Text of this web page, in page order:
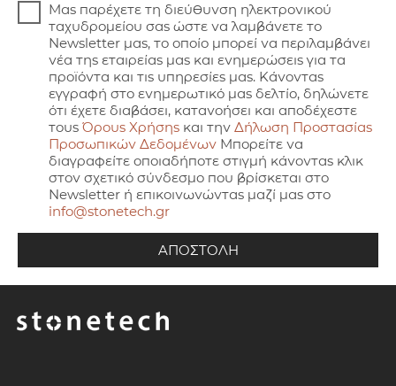
Μας παρέχετε τη διεύθυνση ηλεκτρονικού
ταχυδρομείου σας ώστε να λαμβάνετε το
Newsletter μας, το οποίο μπορεί να περιλαμβάνει
νέα της εταιρείας μας και ενημερώσεις για τα
προϊόντα και τις υπηρεσίες μας. Κάνοντας
εγγραφή στο ενημερωτικό μας δελτίο, δηλώνετε
ότι έχετε διαβάσει, κατανοήσει και αποδέχεστε
τους Όρους Χρήσης και την Δήλωση Προστασίας
Προσωπικών Δεδομένων Μπορείτε να
διαγραφείτε οποιαδήποτε στιγμή κάνοντας κλικ
στον σχετικό σύνδεσμο που βρίσκεται στο
Newsletter ή επικοινωνώντας μαζί μας στο
info@stonetech.gr